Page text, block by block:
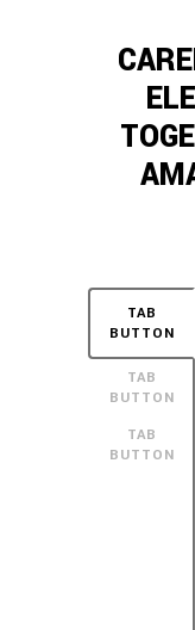
TAB
BUTTON
TAB
BUTTON
TAB
BUTTON